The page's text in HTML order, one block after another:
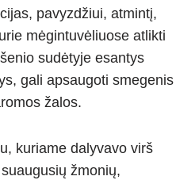
pavyzdžiui, atmintį,
mėgintuvėliuose atlikti
sudėtyje esantys
gali apsaugoti smegenis
žalos.
kuriame dalyvavo virš
žmonių,